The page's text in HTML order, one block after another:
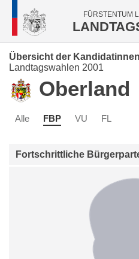
FÜRSTENTUM
Übersicht der
Landtagswahlen 2001
Oberland
Alle FBP VU FL
Fortschrittliche